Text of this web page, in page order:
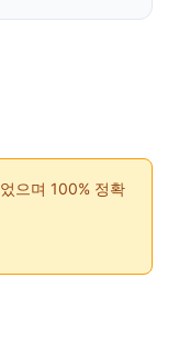
으며 100% 정확